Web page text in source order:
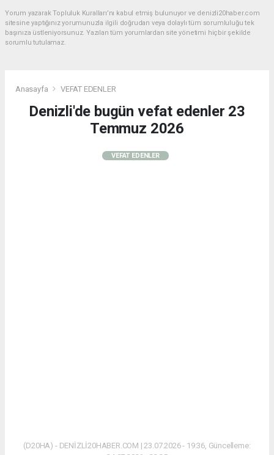
Yorum yazarak Topluluk Kuralları’nı kabul etmiş bulunuyor ve denizli20haber.com
sitesine yaptığınız yorumunuzla ilgili doğrudan veya dolaylı tüm sorumluluğu tek
başınıza üstleniyorsunuz. Yazılan tüm yorumlardan site yönetimi hiçbir şekilde
sorumlu tutulamaz.
Anasayfa VEFAT EDENLER
Denizli'de bugün vefat edenler 23
Temmuz 2026
VEFAT EDENLER
(D20HA) - DENİZLİ20HABER.COM | 23.07.2026 - 19:36, Güncelleme: